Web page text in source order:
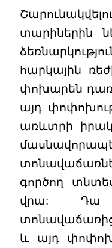
տարիներին
հարկային
փոխարեն
այդ
առևտրի
գործող
վրա: Դա
և այդ